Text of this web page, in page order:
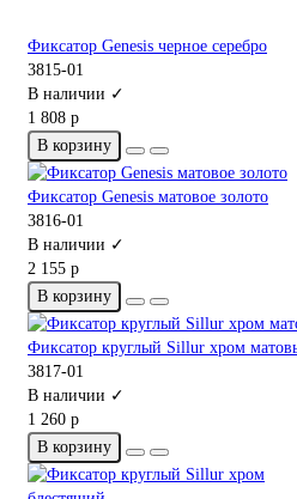
Фиксатор Genesis черное серебро
3815-01
В наличии ✓
1 808 р
В корзину
Фиксатор Genesis матовое золото
3816-01
В наличии ✓
2 155 р
В корзину
Фиксатор круглый Sillur хром
3817-01
В наличии ✓
1 260 р
В корзину